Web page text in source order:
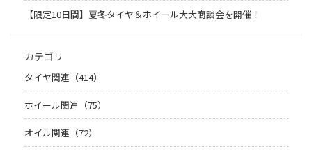
【限定10日間】夏冬タイヤ＆ホイール大大商談会を開催！
カテゴリ
タイヤ関連（414）
ホイール関連（75）
オイル関連（72）